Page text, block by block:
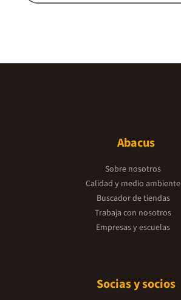
Abacus
Sobre nosotros
Calidad y medio ambiente
Buscador de tiendas
Trabaja con nosotros
Empresas y escuelas
Socias y socios